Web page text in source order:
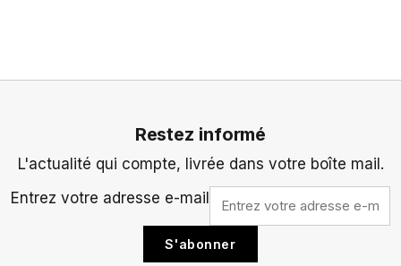
Restez informé
L'actualité qui compte, livrée dans votre boîte mail.
Entrez votre adresse e-mail
S'abonner